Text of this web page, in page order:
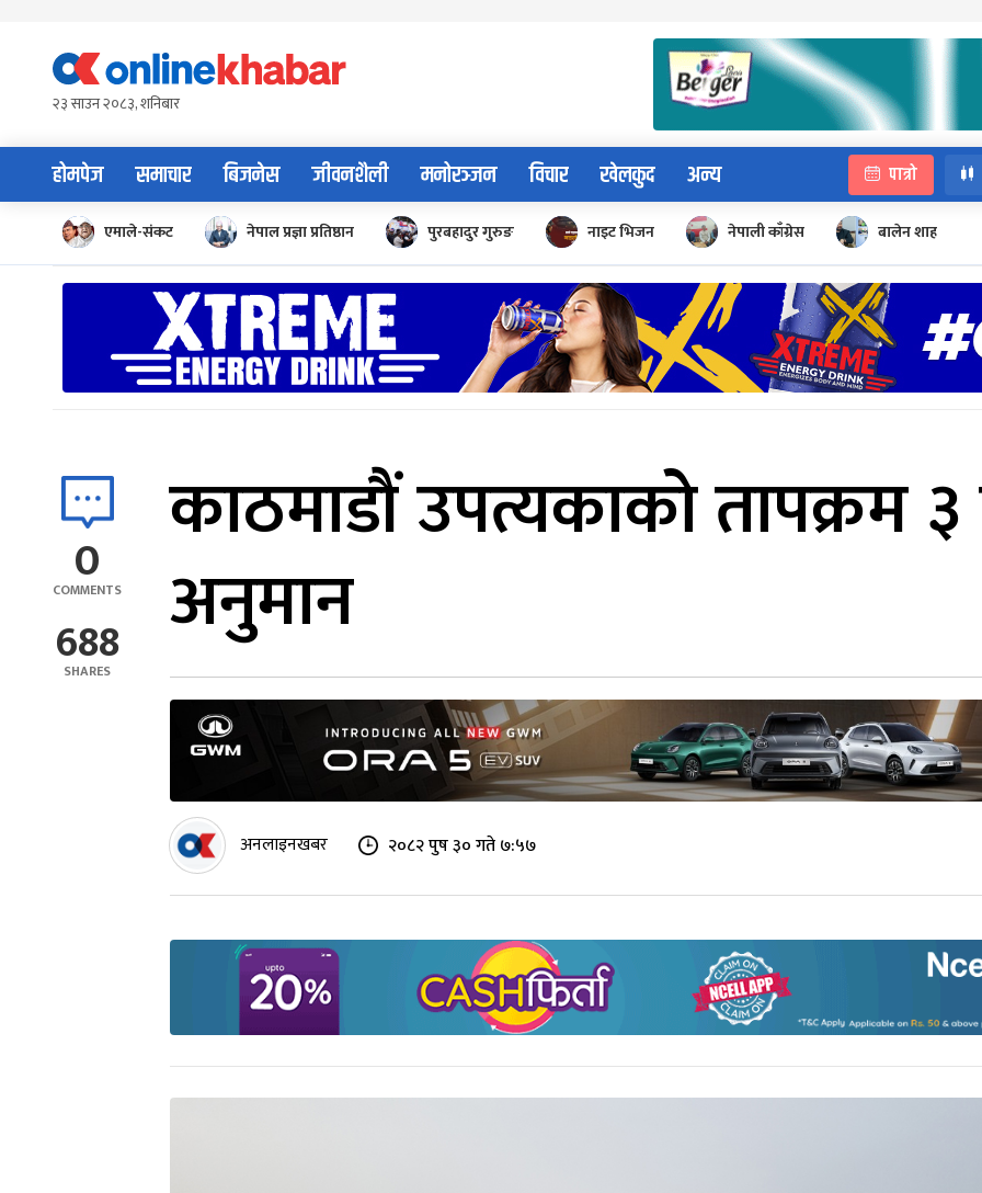
content२३ साउन २०८३, शनिबार
होमपेज समाचार बिजनेस जीवनशैली मनोरञ्जन विचार खेलकुद अन्य पात्रो
एमाले-संकट नेपाल प्रज्ञा प्रतिष्ठान पुरबहादुर गुरुङ नाइट भिजन नेपाली काँग्रेस बालेन शाह
0
COMMENTS
688
SHARES
काठमाडौं उपत्यकाको तापक्रम
अनुमान
अनलाइनखबर २०८२ पुष ३० गते ७:५७